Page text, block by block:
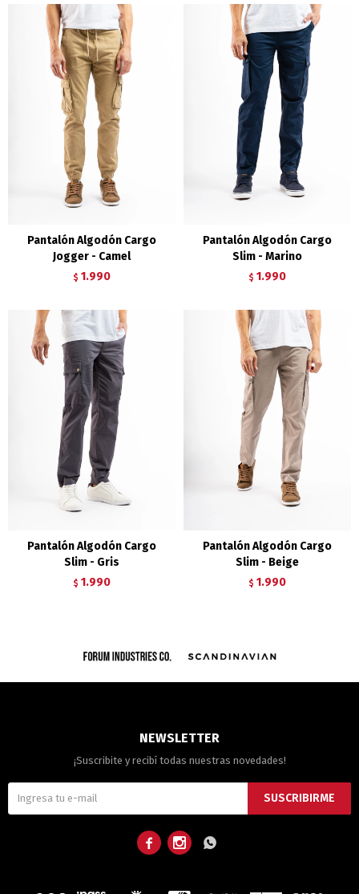
Pantalón Algodón Cargo
Jogger - Camel
$ 1.990
Pantalón Algodón Cargo
Slim - Marino
$ 1.990
Pantalón Algodón Cargo
Slim - Gris
$ 1.990
Pantalón Algodón Cargo
Slim - Beige
$ 1.990
NEWSLETTER
¡Suscribite y recibí todas nuestras novedades!
SUSCRIBIRME
  